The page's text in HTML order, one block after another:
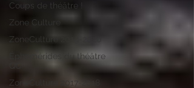
Coups de théâtre !
Zone Culture
ZoneCulture 2019-2020
Éphémérides du théâtre
ZoneCulture 2017-2018